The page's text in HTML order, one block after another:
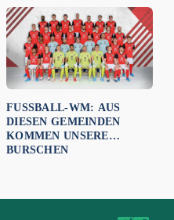
FUSSBALL-WM: AUS D
IESEN GEMEINDEN K
OMMEN UNSERE B
URSCHEN